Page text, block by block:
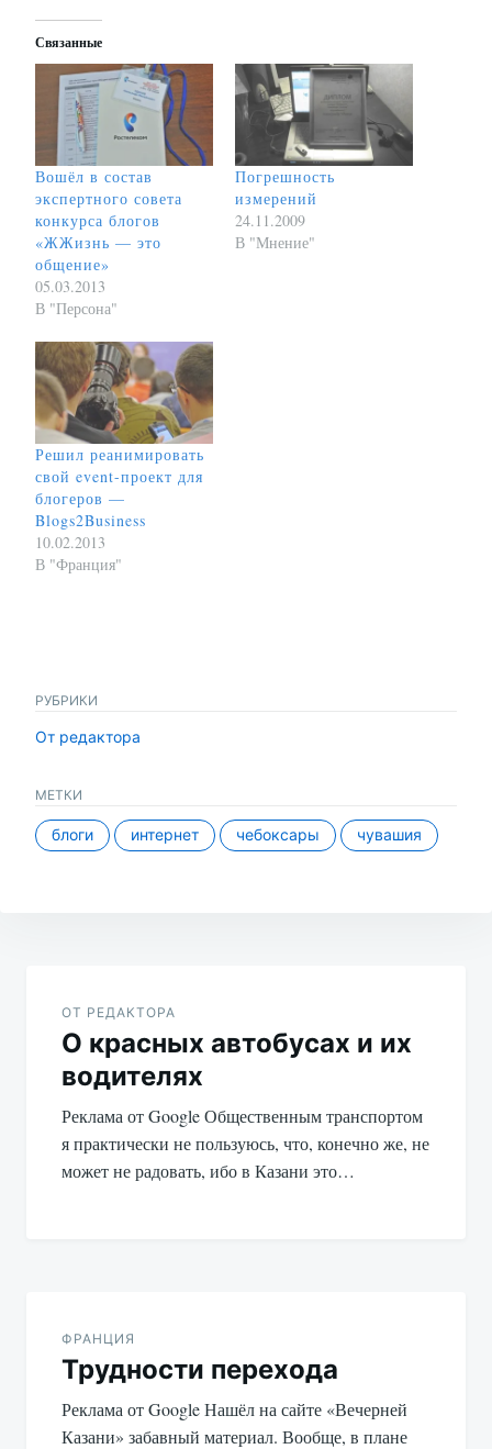
Связанные
Вошёл в состав
экспертного совета
конкурса блогов
«ЖЖизнь — это
общение»
05.03.2013
В "Персона"
Погрешность
измерений
24.11.2009
В "Мнение"
Решил реанимировать
свой event-проект для
блогеров —
Blogs2Business
10.02.2013
В "Франция"
РУБРИКИ
От редактора
МЕТКИ
блоги интернет чебоксары чувашия
записям
ОТ РЕДАКТОРА
О красных автобусах и их
водителях
Реклама от Google Общественным транспортом
я практически не пользуюсь, что, конечно же, не
может не радовать, ибо в Казани это…
ФРАНЦИЯ
Трудности перехода
Реклама от Google Нашёл на сайте «Вечерней
Казани» забавный материал. Вообще, в плане